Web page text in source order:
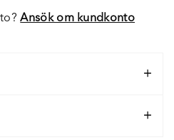
Ansök om kundkonto